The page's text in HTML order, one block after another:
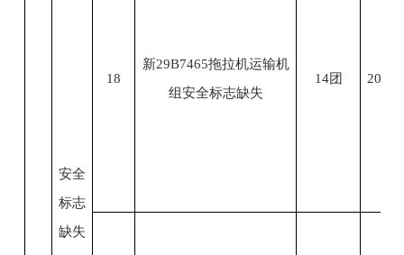
安全
标志
缺失
18
新29B7465拖拉机运输机
组安全标志缺失
14团